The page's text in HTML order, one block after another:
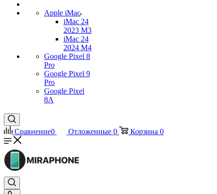
Apple iMac
iMac 24
2023 M3
iMac 24
2024 M4
Google Pixel 8
Pro
Google Pixel 9
Pro
Google Pixel
8A
Сравнение0 Отложенные 0 Корзина 0